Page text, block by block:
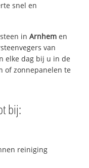
snel en
inArnhem en
van
elke dag bij u in de
of zonnepanelen te
bij:
reiniging